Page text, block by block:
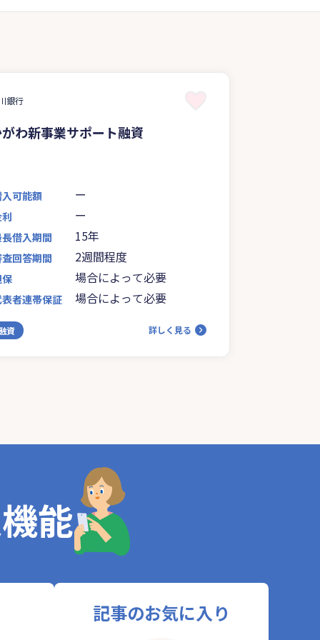
銀行
わ新事業サポート融資
可能額 ー
ー
借入期間 15年
回答期間 2週間程度
場合によって必要
者連帯保証 場合によって必要
資 詳しく見る
能
記事のお気に入り